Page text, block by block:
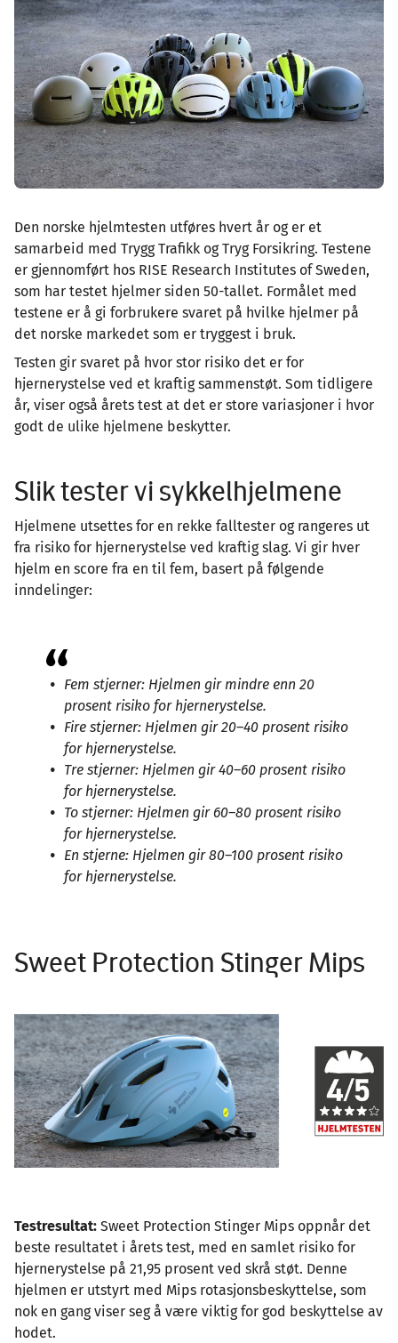
Den norske hjelmtesten utføres hvert år og er et
samarbeid med Trygg Trafikk og Tryg Forsikring. Testene
er gjennomført hos RISE Research Institutes of Sweden,
som har testet hjelmer siden 50-tallet. Formålet med
testene er å gi forbrukere svaret på hvilke hjelmer på
det norske markedet som er tryggest i bruk.
Testen gir svaret på hvor stor risiko det er for
hjernerystelse ved et kraftig sammenstøt. Som tidligere
år, viser også årets test at det er store variasjoner i hvor
godt de ulike hjelmene beskytter.
Slik tester vi sykkelhjelmene
Hjelmene utsettes for en rekke falltester og rangeres ut
fra risiko for hjernerystelse ved kraftig slag. Vi gir hver
hjelm en score fra en til fem, basert på følgende
inndelinger:
Fem stjerner: Hjelmen gir mindre enn 20
prosent risiko for hjernerystelse.
Fire stjerner: Hjelmen gir 20–40 prosent risiko
for hjernerystelse.
Tre stjerner: Hjelmen gir 40–60 prosent risiko
for hjernerystelse.
To stjerner: Hjelmen gir 60–80 prosent risiko
for hjernerystelse.
En stjerne: Hjelmen gir 80–100 prosent risiko
for hjernerystelse.
Sweet Protection Stinger Mips
Testresultat: Sweet Protection Stinger Mips oppnår det
beste resultatet i årets test, med en samlet risiko for
hjernerystelse på 21,95 prosent ved skrå støt. Denne
hjelmen er utstyrt med Mips rotasjonsbeskyttelse, som
nok en gang viser seg å være viktig for god beskyttelse av
hodet.